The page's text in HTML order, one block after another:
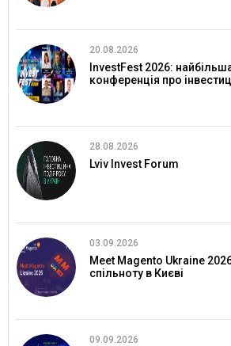
20.08.2026
InvestFest 2026:
конференція про
28.08.2026
Lviv Invest Forum
03.09.2026
Meet Magento Ukraine
спільноту в Києві
09.09.2026